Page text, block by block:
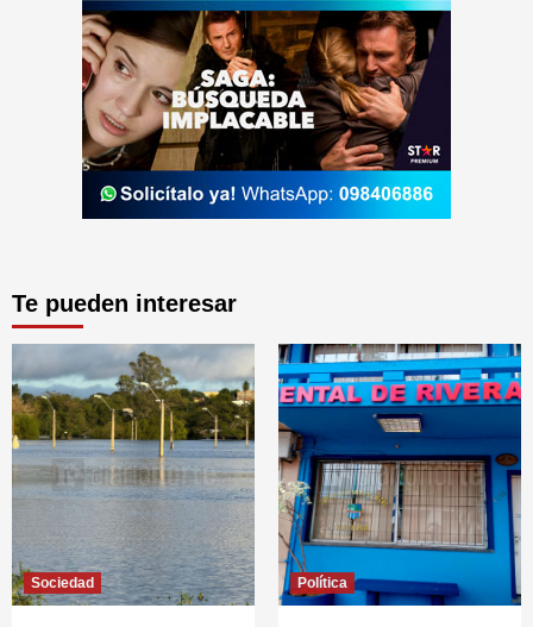
Te pueden interesar
Sociedad Política